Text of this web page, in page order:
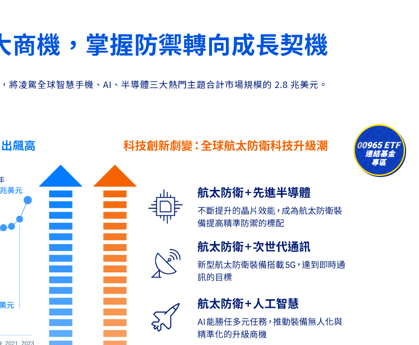
商機，掌握防禦轉向成長契機
將凌駕全球智慧手機、AI、半導體三大熱門主題合計市場規模的 2.8 兆美元。